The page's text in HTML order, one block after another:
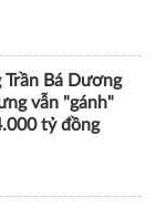
Bá Dương
vẫn "gánh"
tỷ đồng